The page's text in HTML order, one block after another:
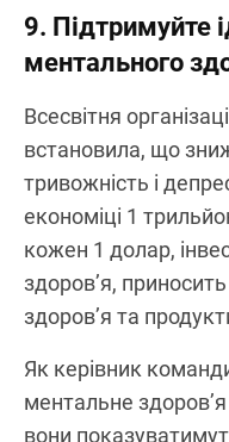
9. Підтримуйте
ментального
Всесвітня
встановила, що
тривожність і
економіці 1
кожен 1 долар,
здоров’я,
здоров’я та
Як керівник
ментальне
вони